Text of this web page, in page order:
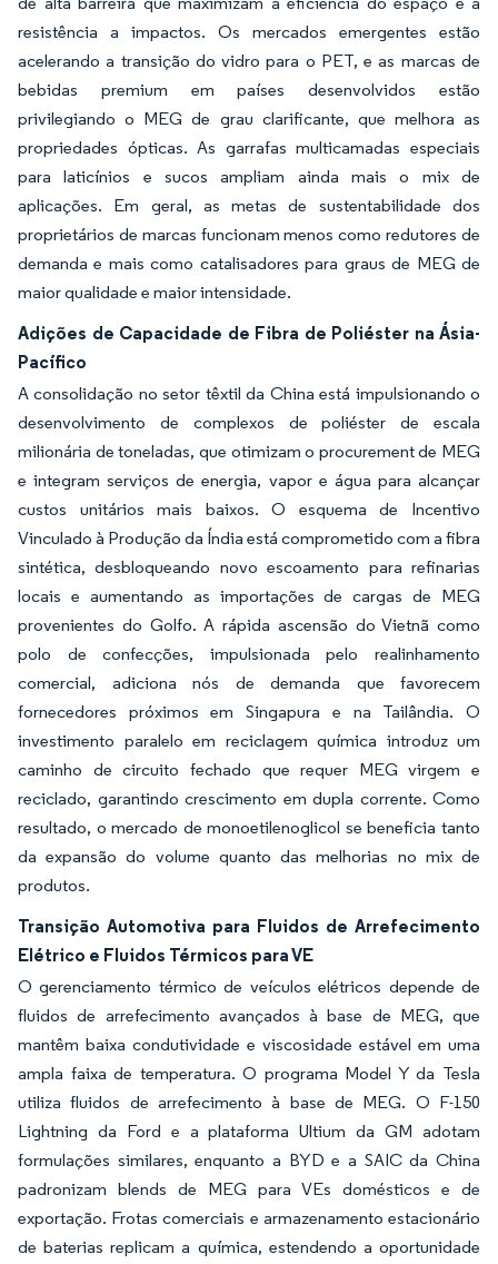
resistência a impactos. Os mercados emergentes estão
acelerando a transição do vidro para o PET, e as marcas de
bebidas premium em países desenvolvidos estão
privilegiando o MEG de grau clarificante, que melhora as
propriedades ópticas. As garrafas multicamadas especiais
para laticínios e sucos ampliam ainda mais o mix de
aplicações. Em geral, as metas de sustentabilidade dos
proprietários de marcas funcionam menos como redutores de
demanda e mais como catalisadores para graus de MEG de
maior qualidade e maior intensidade.
Adições de Capacidade de Fibra de Poliéster na Ásia-
Pacífico
A consolidação no setor têxtil da China está impulsionando o
desenvolvimento de complexos de poliéster de escala
milionária de toneladas, que otimizam o procurement de MEG
e integram serviços de energia, vapor e água para alcançar
custos unitários mais baixos. O esquema de Incentivo
Vinculado à Produção da Índia está comprometido com a fibra
sintética, desbloqueando novo escoamento para refinarias
locais e aumentando as importações de cargas de MEG
provenientes do Golfo. A rápida ascensão do Vietnã como
polo de confecções, impulsionada pelo realinhamento
comercial, adiciona nós de demanda que favorecem
fornecedores próximos em Singapura e na Tailândia. O
investimento paralelo em reciclagem química introduz um
caminho de circuito fechado que requer MEG virgem e
reciclado, garantindo crescimento em dupla corrente. Como
resultado, o mercado de monoetilenoglicol se beneficia tanto
da expansão do volume quanto das melhorias no mix de
produtos.
Transição Automotiva para Fluidos de Arrefecimento
Elétrico e Fluidos Térmicos para VE
O gerenciamento térmico de veículos elétricos depende de
fluidos de arrefecimento avançados à base de MEG, que
mantêm baixa condutividade e viscosidade estável em uma
ampla faixa de temperatura. O programa Model Y da Tesla
utiliza fluidos de arrefecimento à base de MEG. O F-150
Lightning da Ford e a plataforma Ultium da GM adotam
formulações similares, enquanto a BYD e a SAIC da China
padronizam blends de MEG para VEs domésticos e de
exportação. Frotas comerciais e armazenamento estacionário
de baterias replicam a química, estendendo a oportunidade